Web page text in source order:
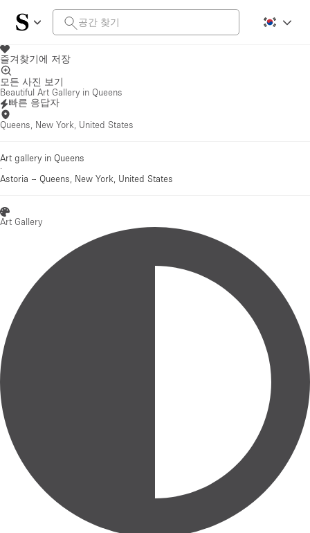
즐겨찾기에 저장
모든 사진 보기
Beautiful Art Gallery in Queens
빠른 응답자
Queens, New York, United States
Art gallery in Queens
·
Astoria – Queens, New York, United States
Art Gallery